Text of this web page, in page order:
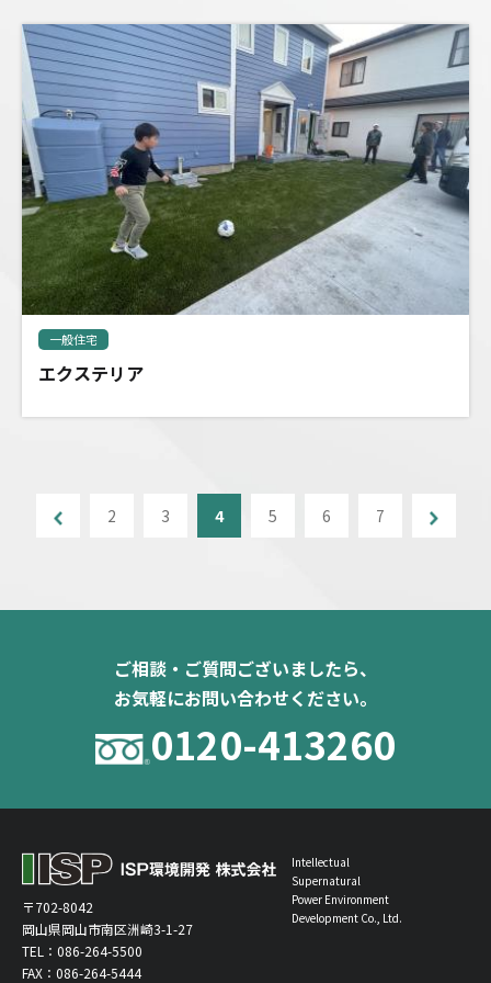
一般住宅
エクステリア
2 3 4 5 6 7
ご相談・ご質問ございましたら、
お気軽にお問い合わせください。
0120-413260
〒702-8042
岡山県岡山市南区洲崎3-1-27
TEL： 086-264-5500
FAX：086-264-5444
Intellectual
Supernatural
Power Environment
Development Co., Ltd.